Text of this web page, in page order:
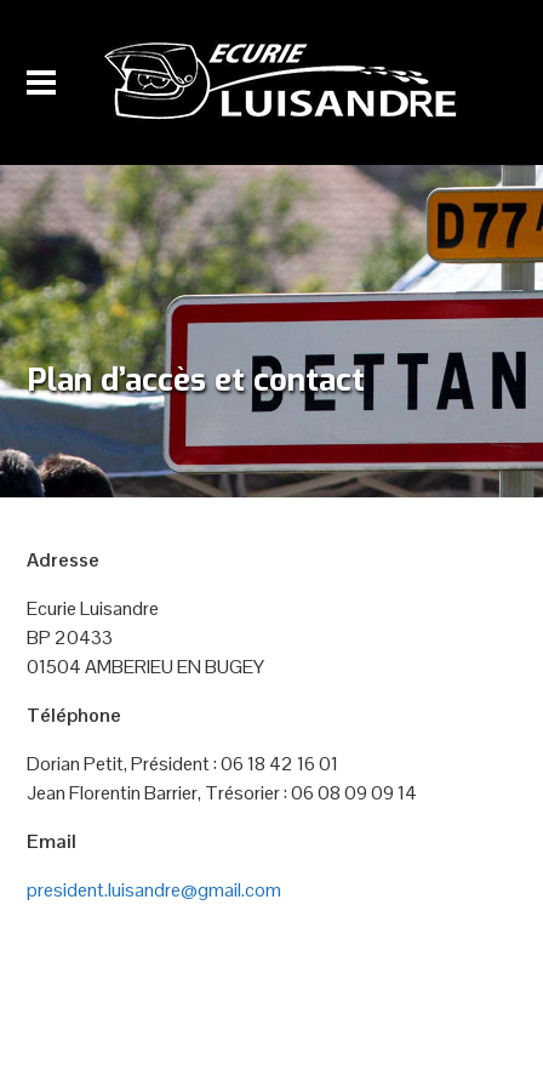
Plan d’accès et contact
Adresse
Ecurie Luisandre
BP 20433
01504 AMBERIEU EN BUGEY
Téléphone
Dorian Petit, Président : 06 18 42 16 01
Jean Florentin Barrier, Trésorier : 06 08 09 09 14
Email
president.luisandre@gmail.com